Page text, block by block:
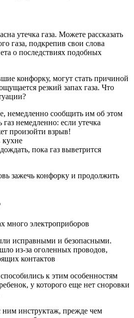
утечка газа. Можете рассказать
газа, подкрепив свои слова
о последствиях подобных
конфорку, могут стать причиной
резкий запах газа. Что
немедленно сообщить им об этом
немедленно: если утечка
произойти взрыв!
кухне
пока газ выветрится
зажечь конфорку и продолжить
много электроприборов
исправными и безопасными.
из-за оголенных проводов,
контактов
к этим особенностям
у которого еще нет сноровки
инструктаж, прежде чем